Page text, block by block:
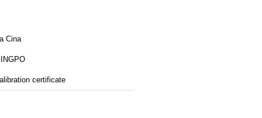
Cina
certificate